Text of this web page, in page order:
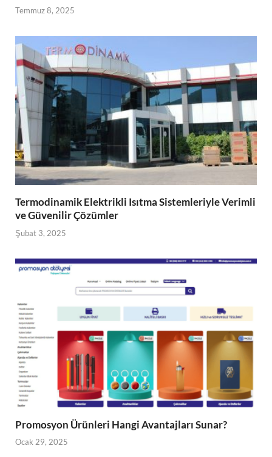
Temmuz 8, 2025
Termodinamik Elektrikli Isıtma Sistemleriyle Verimli
ve Güvenilir Çözümler
Şubat 3, 2025
Promosyon Ürünleri Hangi Avantajları Sunar?
Ocak 29, 2025